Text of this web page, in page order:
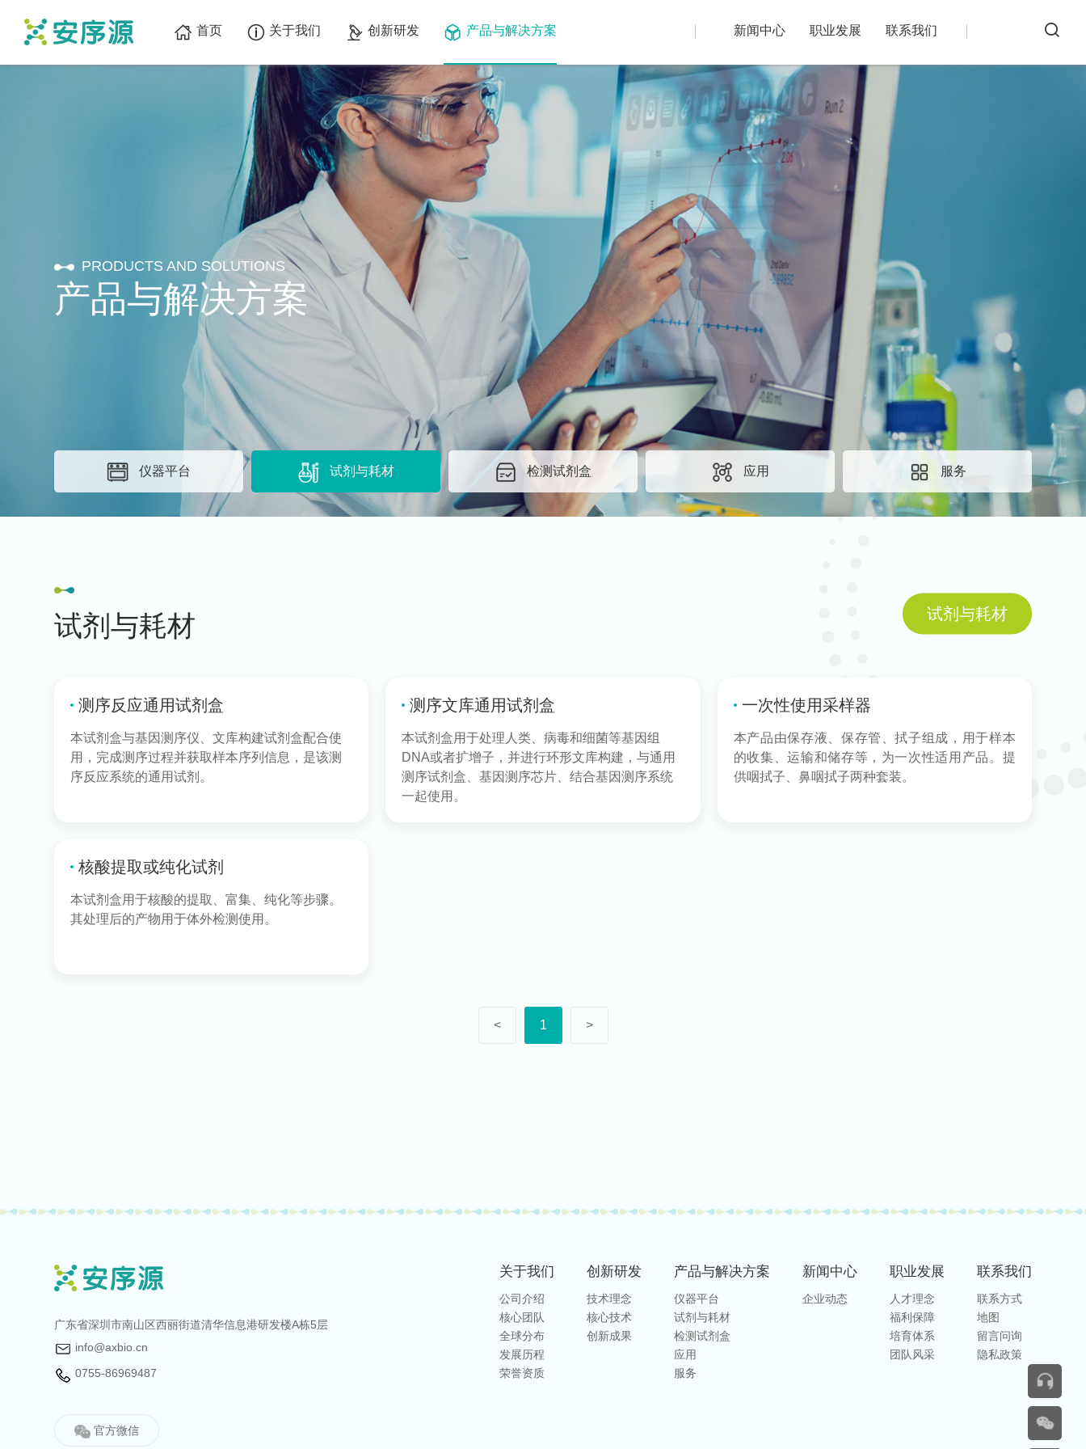
首页 关于我们 创新研发 产品与解决方案
仪器平台 基因测序
核酸联检
试剂与耗材
试剂与耗材
检测试剂盒
核酸多联检
应用
微生物
遗传病
肿瘤
环境与食品
基因治疗
服务
化学合成服务
定制服务
新闻中心 职业发展 联系我们
PRODUCTS AND SOLUTIONS
产品与解决方案
仪器平台 试剂与耗材 检测试剂盒 应用 服务
试剂与耗材 试剂与耗材
测序反应通用试剂盒
本试剂盒与基因测序仪、文库构建试剂盒配合使
用，完成测序过程并获取样本序列信息，是该测
序反应系统的通用试剂。
测序文库通用试剂盒
本试剂盒用于处理人类、病毒和细菌等基因组
DNA或者扩增子，并进行环形文库构建，与通用
测序试剂盒、基因测序芯片、结合基因测序系统
一起使用。
一次性使用采样器
本产品由保存液、保存管、拭子组成，用于样本
的收集、运输和储存等，为一次性适用产品。提
供咽拭子、鼻咽拭子两种套装。
核酸提取或纯化试剂
本试剂盒用于核酸的提取、富集、纯化等步骤。
其处理后的产物用于体外检测使用。
< 1 >
广东省深圳市南山区西丽街道清华信息港研发楼A栋5层
info@axbio.cn
0755-86969487
官方微信
关于我们
公司介绍
核心团队
全球分布
发展历程
荣誉资质
创新研发
技术理念
核心技术
创新成果
产品与解决方案
仪器平台
试剂与耗材
检测试剂盒
应用
服务
新闻中⼼
企业动态
职业发展
人才理念
福利保障
培育体系
团队风采
联系我们
联系方式
地图
留言问询
隐私政策